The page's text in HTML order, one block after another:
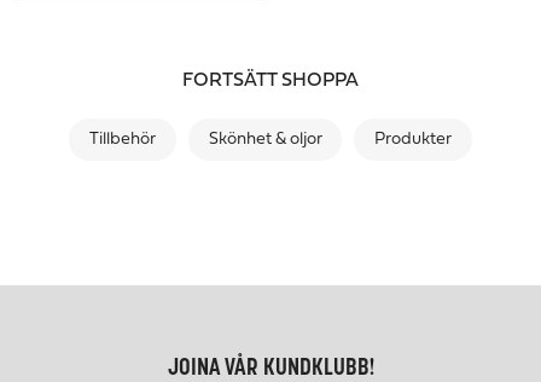
FORTSÄTT SHOPPA
Tillbehör Skönhet & oljor Produkter
JOINA VÅR KUNDKLUBB!